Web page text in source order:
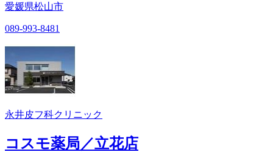
愛媛県松山市
089-993-8481
永井皮フ科クリニック
コスモ薬局／立花店